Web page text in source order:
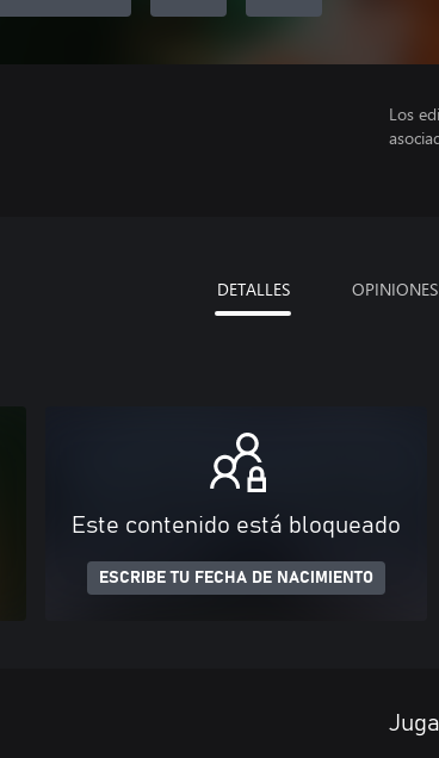
Los
DETALLES OPINIONES
Este contenido está bloqueado
ESCRIBE TU FECHA DE NACIMIENTO